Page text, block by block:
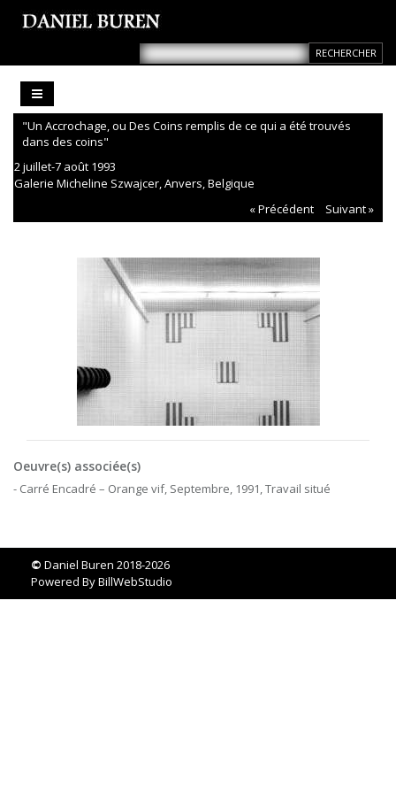
"Un Accrochage, ou Des Coins remplis de ce qui a été trouvés
dans des coins"
2 juillet-7 août 1993
Galerie Micheline Szwajcer, Anvers, Belgique
« Précédent
Suivant »
Oeuvre(s) associée(s)
- Carré Encadré – Orange vif, Septembre, 1991, Travail situé
© Daniel Buren 2018-2026
Powered ByBillWebStudio